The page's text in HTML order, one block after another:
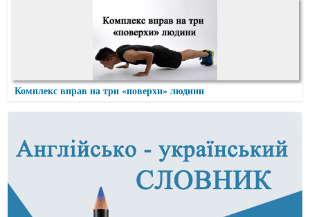
Комплекс вправ на три «поверхи» людини